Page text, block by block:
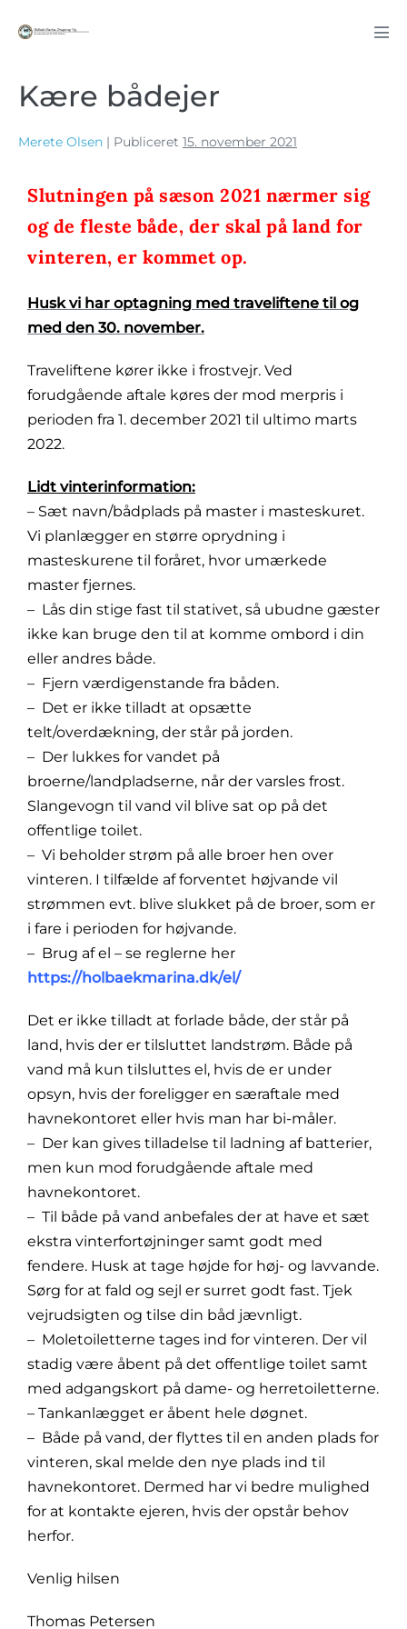
Kære bådejer
Merete Olsen | Publiceret 15. november 2021
Slutningen på sæson 2021 nærmer sig
og de fleste både, der skal på land for
vinteren, er kommet op.
Husk vi har optagning med traveliftene til og
med den 30. november.
Traveliftene kører ikke i frostvejr. Ved
forudgående aftale køres der mod merpris i
perioden fra 1. december 2021 til ultimo marts
2022.
Lidt vinterinformation:
– Sæt navn/bådplads på master i masteskuret.
Vi planlægger en større oprydning i
masteskurene til foråret, hvor umærkede
master fjernes.
– Lås din stige fast til stativet, så ubudne gæster
ikke kan bruge den til at komme ombord i din
eller andres både.
– Fjern værdigenstande fra båden.
– Det er ikke tilladt at opsætte
telt/overdækning, der står på jorden.
– Der lukkes for vandet på
broerne/landpladserne, når der varsles frost.
Slangevogn til vand vil blive sat op på det
offentlige toilet.
– Vi beholder strøm på alle broer hen over
vinteren. I tilfælde af forventet højvande vil
strømmen evt. blive slukket på de broer, som er
i fare i perioden for højvande.
– Brug af el – se reglerne her
https://holbaekmarina.dk/el/
Det er ikke tilladt at forlade både, der står på
land, hvis der er tilsluttet landstrøm. Både på
vand må kun tilsluttes el, hvis de er under
opsyn, hvis der foreligger en særaftale med
havnekontoret eller hvis man har bi-måler.
– Der kan gives tilladelse til ladning af batterier,
men kun mod forudgående aftale med
havnekontoret.
– Til både på vand anbefales der at have et sæt
ekstra vinterfortøjninger samt godt med
fendere. Husk at tage højde for høj- og lavvande.
Sørg for at fald og sejl er surret godt fast. Tjek
vejrudsigten og tilse din båd jævnligt.
– Moletoiletterne tages ind for vinteren. Der vil
stadig være åbent på det offentlige toilet samt
med adgangskort på dame- og herretoiletterne.
– Tankanlægget er åbent hele døgnet.
– Både på vand, der flyttes til en anden plads for
vinteren, skal melde den nye plads ind til
havnekontoret. Dermed har vi bedre mulighed
for at kontakte ejeren, hvis der opstår behov
herfor.
Venlig hilsen
Thomas Petersen